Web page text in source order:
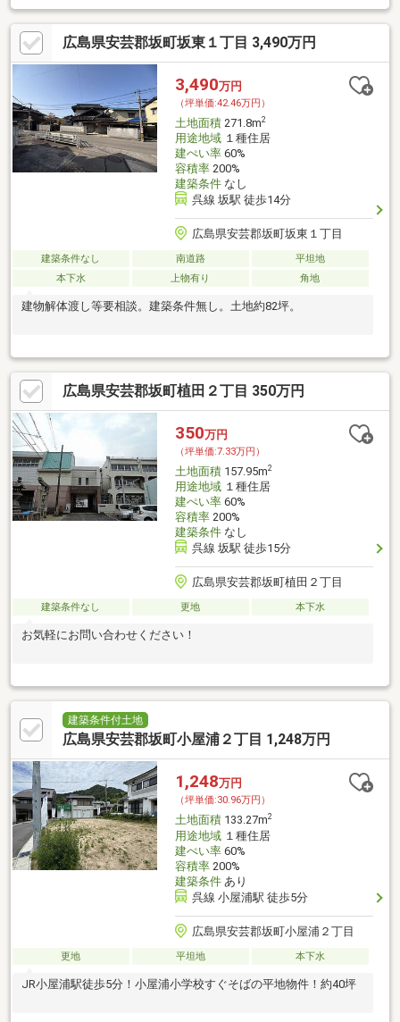
広島県安芸郡坂町坂東１丁目 3,490万円
3,490万円
（坪単価:42.46万円）
土地面積271.8m2
用途地域１種住居
建ぺい率60%
容積率200%
建築条件なし
呉線 坂駅 徒歩14分
広島県安芸郡坂町坂東１丁目
建築条件なし 南道路
平坦地
本下水
上物有り 角地
建物解体渡し等要相談。建築条件無し。土地約82坪。
広島県安芸郡坂町植田２丁目 350万円
350万円
（坪単価:7.33万円）
土地面積157.95m2
用途地域１種住居
建ぺい率60%
容積率200%
建築条件なし
呉線 坂駅 徒歩15分
広島県安芸郡坂町植田２丁目
建築条件なし 更地 本下水
お気軽にお問い合わせください！
建築条件付土地
広島県安芸郡坂町小屋浦２丁目 1,248万円
1,248万円
（坪単価:30.96万円）
土地面積133.27m2
用途地域１種住居
建ぺい率60%
容積率200%
建築条件あり
呉線 小屋浦駅 徒歩5分
広島県安芸郡坂町小屋浦２丁目
更地 平坦地 本下水
JR小屋浦駅徒歩5分！小屋浦小学校すぐそばの平地物件！約40坪